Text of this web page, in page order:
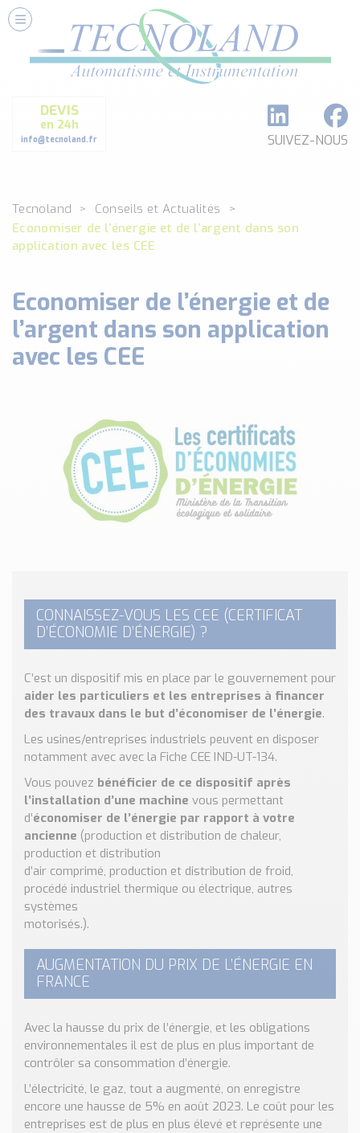
DEVIS
en 24h
info@tecnoland.fr SUIVEZ-NOUS
Nos Services
Conseils et Fourniture
Formation et Assistance
Architecture I-O Link multi fabricants
Classé par catégorie
DEBIT
SECURITE MACHINE
ENREGISTREUR + ACQUISITION DE DONNEES
Voir toutes les catégories …
RED LION
SCHMERSAL
IDEM SAFETY
Voir toutes les marques …
Convertisseur de pression
Formulaire Débitmètre
Calculateur maintien en température
Calculateur Chauffage/Liquide/Gaz
Blog
Conseils et Actualités
brasseries
Contact & Devis
Devis, Tarifs, Renseignements techniques
Tecnoland
Conseils et Actualités
Economiser de l’énergie et de l’argent dans son
application avec les CEE
Economiser de l’énergie et de
l’argent dans son application
avec les CEE
CONNAISSEZ-VOUS LES CEE (CERTIFICAT
D’ÉCONOMIE D’ÉNERGIE) ?
C’est un dispositif mis en place par le gouvernement pour
aider les particuliers et les entreprises à financer
des travaux dans le but d’économiser de l’énergie.
Les usines/entreprises industriels peuvent en disposer
notamment avec avec la Fiche CEE IND-UT-134.
Vous pouvez bénéficier de ce dispositif après
l’installation d’une machine vous permettant
d’économiser de l’énergie par rapport à votre
ancienne (production et distribution de chaleur,
production et distribution
d’air comprimé, production et distribution de froid,
procédé industriel thermique ou électrique, autres
systèmes
motorisés.).
AUGMENTATION DU PRIX DE L’ÉNERGIE EN
FRANCE
Avec la hausse du prix de l’énergie, et les obligations
environnementales il est de plus en plus important de
contrôler sa consommation d’énergie.
L’électricité, le gaz, tout a augmenté, on enregistre
encore une hausse de 5% en août 2023. Le coût pour les
entreprises est de plus en plus élevé et représente une